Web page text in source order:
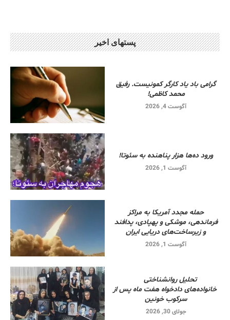
پستهای اخیر
گرامی باد یاد کارگر کمونیست. رفیق
محمد کاظمی!
آگوست 4, 2026
ورود ده‌ها هزار پناهنده به سئوتا!
آگوست 1, 2026
حمله مجدد آمریکا به مراکز
فرماندهی، موشکی و پهپادی، پدافند
و زیرساخت‌های دریایی ایران
آگوست 1, 2026
تحلیل روانشناختی
خانواده‌های دادخواه هفت ماه پس از
سرکوب خونین
جولای 30, 2026